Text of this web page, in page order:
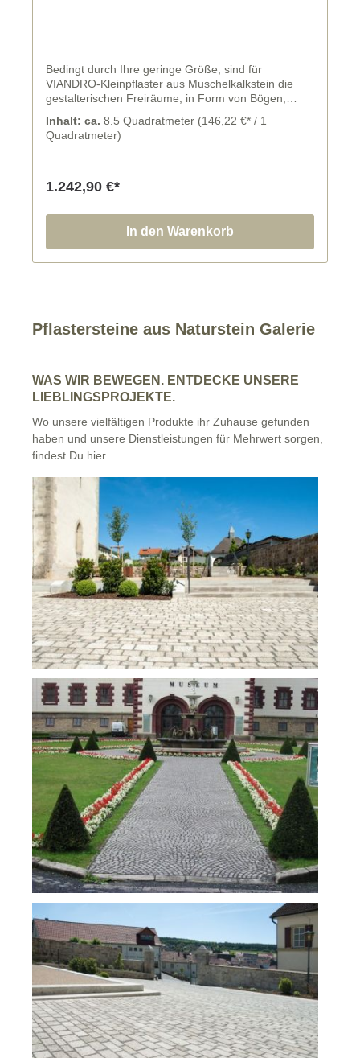
Bedingt durch Ihre geringe Größe, sind für
VIANDRO-Kleinpflaster aus Muschelkalkstein die
gestalterischen Freiräume, in Form von Bögen,
Steinfritz und sein Team diese schönen Kleinpflaster
z. B. im Segmentbogenverband, besonders bei
Terassen, kleine Wege in deinem Garten oder
und das beste daran, du kannst alles leicht auch in
Eigenregie umsetzen.
Inhalt: ca. 8.5 Quadratmeter (146,22 €* / 1
Quadratmeter)
1.242,90 €*
In den Warenkorb
Pflastersteine aus Naturstein Galerie
WAS WIR BEWEGEN. ENTDECKE UNSERE
LIEBLINGSPROJEKTE.
Wo unsere vielfältigen Produkte ihr Zuhause gefunden
haben und unsere Dienstleistungen für Mehrwert sorgen,
findest Du hier.